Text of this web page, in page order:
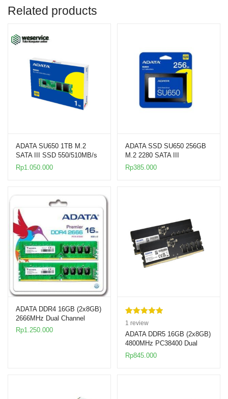
Related products
ADATA SU650 1TB M.2
SATA III SSD 550/510MB/s
2280
Rp1.050.000
ADATA SSD SU650 256GB
M.2 2280 SATA III
Rp385.000
ADATA DDR4 16GB (2x8GB)
2666MHz Dual Channel
Value Kit
Rp1.250.000
Rated5.00
out of 5
based on
1
customer
1 review
ADATA DDR5 16GB (2x8GB)
4800MHz PC38400 Dual
Channel RAM
Rp845.000